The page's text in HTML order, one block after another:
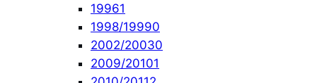
19961
1998/19990
2002/20030
2009/20101